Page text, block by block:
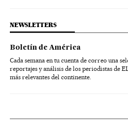
NEWSLETTERS
Boletín de América
Cada semana en tu cuenta de correo una
reportajes y análisis de los periodistas de
más relevantes del continente.